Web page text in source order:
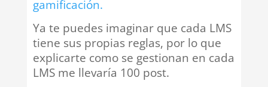
gamificación.
Ya te puedes imaginar que cada LMS
tiene sus propias reglas, por lo que
explicarte como se gestionan en cada
LMS me llevaría 100 post.